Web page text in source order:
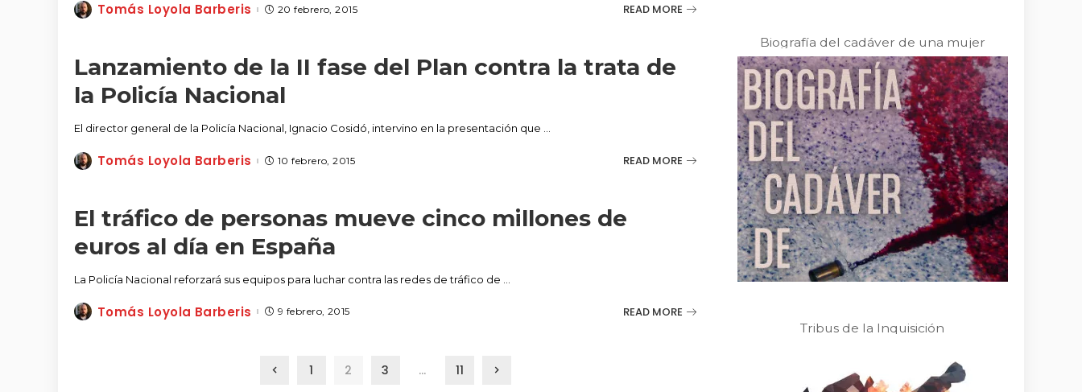
PostedTomás Loyola Barberis 20 febrero, 2015 READ MORE
Lanzamiento de la II fase del Plan contra la trata de
la Policía Nacional
El director general de la Policía Nacional, Ignacio Cosidó, intervino en la presentación que
PostedTomás Loyola Barberis 10 febrero, 2015 READ MORE
El tráfico de personas mueve cinco millones de
euros al día en España
La Policía Nacional reforzará sus equipos para luchar contra las redes de tráfico de
PostedTomás Loyola Barberis 9 febrero, 2015 READ MORE
1 2 3 … 11
Biografía del cadáver de una mujer
Tribus de la Inquisición